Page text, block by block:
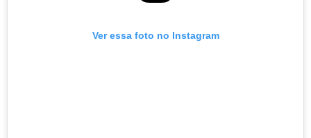
Ver essa foto no Instagram